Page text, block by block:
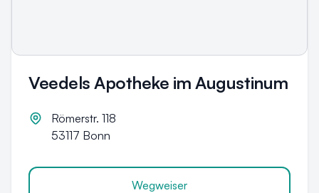
Veedels Apotheke im Augustinum
Römerstr. 118
53117 Bonn
Wegweiser